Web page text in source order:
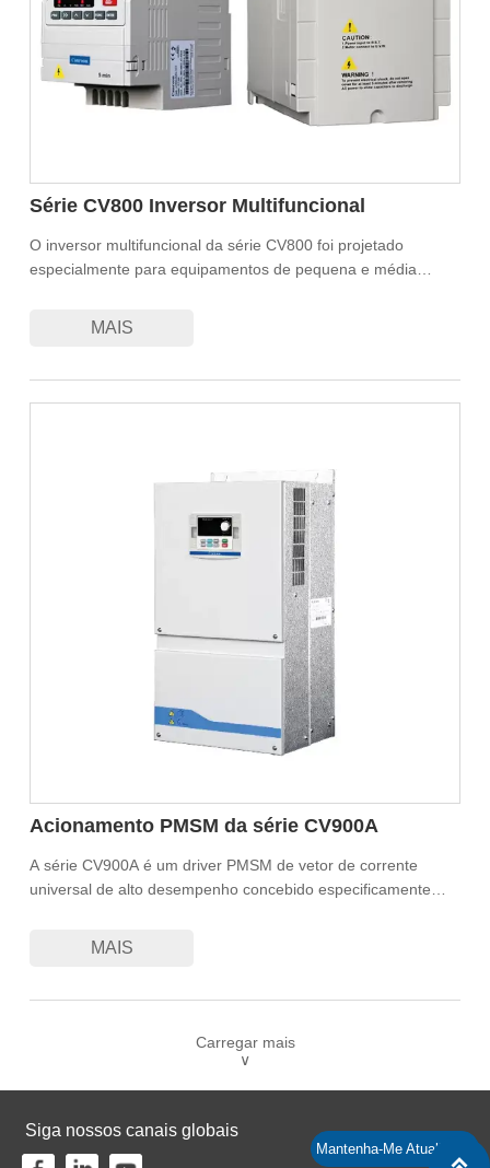
Série CV800 Inversor Multifuncional
O inversor multifuncional da série CV800 foi projetado
especialmente para equipamentos de pequena e média
vetorializado V/F, com PID integrado, controle de múltiplas
MAIS
Acionamento PMSM da série CV900A
A série CV900A é um driver PMSM de vetor de corrente
universal de alto desempenho concebido especificamente
produto tem uma saída de binário elevado a baixa
binário de motores síncronos CA trifásicos.
MAIS
Carregar mais
∨
Siga nossos canais globais
Mantenha-Me Atualizado